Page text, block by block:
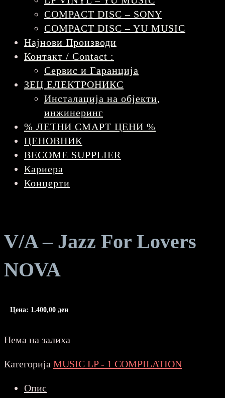
COMPACT DISC – SONY
COMPACT DISC – YU MUSIC
Најнови Производи
Контакт / Contact :
Сервис и Гаранција
ЗЕЦ ЕЛЕКТРОНИКС
Инсталација на објекти,
инжинеринг
% ЛЕТНИ СМАРТ ЦЕНИ %
ЦЕНОВНИК
BECOME SUPPLIER
Кариера
Концерти
V/A – Jazz For Lovers
NOVA
Цена: 1.400,00 ден
Нема на залиха
Категорија MUSIC LP - 1 COMPILATION
Опис